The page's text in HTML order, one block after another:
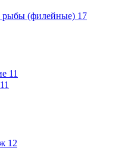
рыбы (филейные) 17
11
11
12